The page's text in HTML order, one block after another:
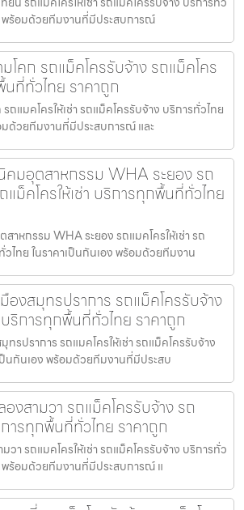
พร้อมด้วยทีมงานที่มีประสบการณ์
มโคก รถแม็คโครรับจ้าง รถแม็คโคร
นที่ทั่วไทย ราคาถูก
รถแมคโครให้เช่า รถแม็คโครรับจ้าง บริการทั่วไทย
มด้วยทีมงานที่มีประสบการณ์ และ
นิคมอุตสาหกรรม WHA ระยอง รถ
แม็คโครให้เช่า บริการทุกพื้นที่ทั่วไทย
สาหกรรม WHA ระยอง รถแมคโครให้เช่า รถ
วไทย ในราคาเป็นกันเอง พร้อมด้วยทีมงาน
องสมุทรปราการ รถแม็คโครรับจ้าง
บริการทุกพื้นที่ทั่วไทย ราคาถูก
ทรปราการ รถแมคโครให้เช่า รถแม็คโครรับจ้าง
ป็นกันเอง พร้อมด้วยทีมงานที่มีประสบ
องสามวา รถแม็คโครรับจ้าง รถ
การทุกพื้นที่ทั่วไทย ราคาถูก
วา รถแมคโครให้เช่า รถแม็คโครรับจ้าง บริการทั่ว
พร้อมด้วยทีมงานที่มีประสบการณ์ แ